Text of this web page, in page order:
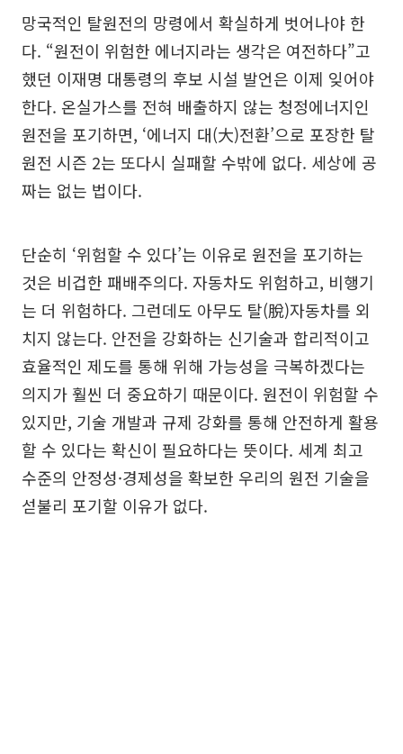
망국적인 탈원전의 망령에서 확실하게 벗어나야 한
다. “원전이 위험한 에너지라는 생각은 여전하다”고
했던 이재명 대통령의 후보 시설 발언은 이제 잊어야
한다. 온실가스를 전혀 배출하지 않는 청정에너지인
원전을 포기하면, ‘에너지 대(大)전환’으로 포장한 탈
원전 시즌 2는 또다시 실패할 수밖에 없다. 세상에 공
짜는 없는 법이다.
단순히 ‘위험할 수 있다’는 이유로 원전을 포기하는
것은 비겁한 패배주의다. 자동차도 위험하고, 비행기
는 더 위험하다. 그런데도 아무도 탈(脫)자동차를 외
치지 않는다. 안전을 강화하는 신기술과 합리적이고
효율적인 제도를 통해 위해 가능성을 극복하겠다는
의지가 훨씬 더 중요하기 때문이다. 원전이 위험할 수
있지만, 기술 개발과 규제 강화를 통해 안전하게 활용
할 수 있다는 확신이 필요하다는 뜻이다. 세계 최고
수준의 안정성·경제성을 확보한 우리의 원전 기술을
섣불리 포기할 이유가 없다.